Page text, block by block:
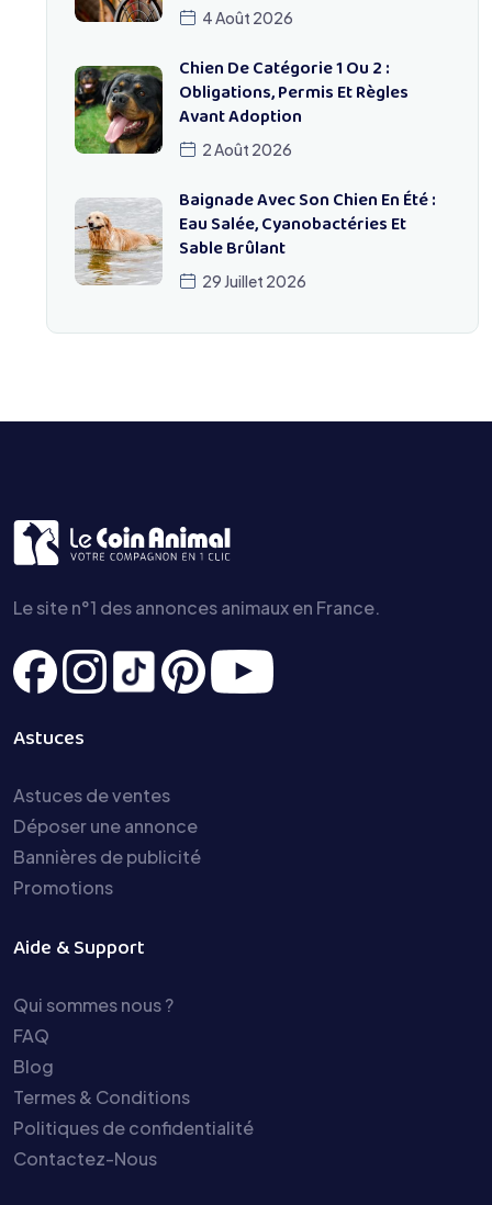
4 Août 2026
Chien De Catégorie 1 Ou 2 :
Obligations, Permis Et Règles
Avant Adoption
2 Août 2026
Baignade Avec Son Chien En Été :
Eau Salée, Cyanobactéries Et
Sable Brûlant
29 Juillet 2026
Le site n°1 des annonces animaux en France.
Astuces
Astuces de ventes
Déposer une annonce
Bannières de publicité
Promotions
Aide & Support
Qui sommes nous ?
FAQ
Blog
Termes & Conditions
Politiques de confidentialité
Contactez-Nous